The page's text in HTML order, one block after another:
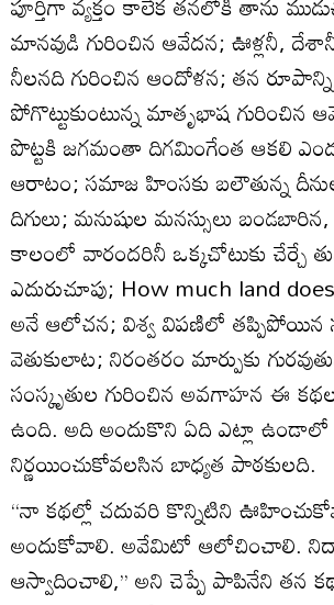
మానవుడి గురించిన ఆవేదన; ఊళ్లనీ,
నీలనది గురించిన ఆందోళన; తన
పోగొట్టుకుంటున్న మాతృభాష గురించిన
పొట్టకి జగమంతా దిగమింగేంత ఆకలి
ఆరాటం; సమాజ హింసకు బలౌతున్న
దిగులు; మనుషుల మనస్సులు
కాలంలో వారందరినీ ఒక్కచోటుకు చేర్చే
ఎదురుచూపు; How much land
అనే ఆలోచన; విశ్వ విపణిలో తప్పిపోయిన
వెతుకులాట; నిరంతరం మార్పుకు
సంస్కృతుల గురించిన అవగాహన ఈ
ఉంది. అది అందుకొని ఏది ఎట్లా ఉండాలో
నిర్ణయించుకోవలసిన బాధ్యత పాఠకులది.
‘‘నా కథల్లో చదువరి కొన్నిటిని
అందుకోవాలి. అవేమిటో ఆలోచించాలి.
ఆస్వాదించాలి,’’ అని చెప్పే పాపినేని తన